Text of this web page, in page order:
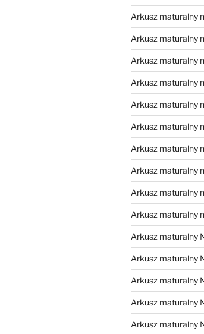
Arkusz maturalny
Arkusz maturalny
Arkusz maturalny
Arkusz maturalny
Arkusz maturalny
Arkusz maturalny
Arkusz maturalny
Arkusz maturalny
Arkusz maturalny
Arkusz maturalny
Arkusz maturalny
Arkusz maturalny
Arkusz maturalny
Arkusz maturalny
Arkusz maturalny